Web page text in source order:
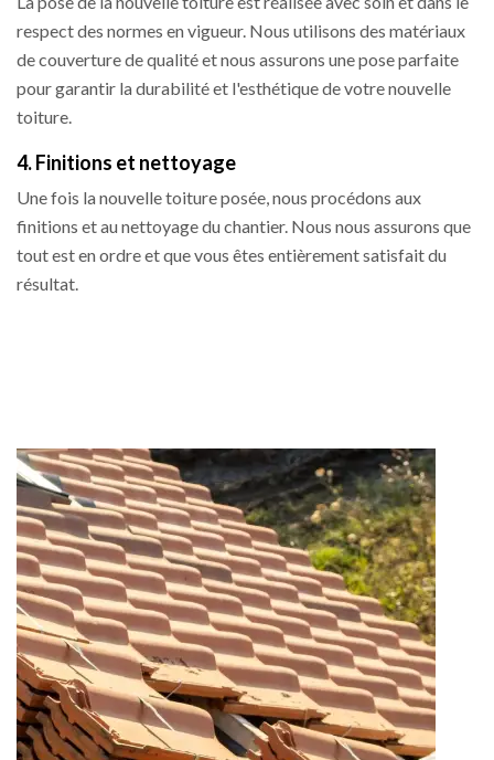
respect des normes en vigueur. Nous utilisons des matériaux
de couverture de qualité et nous assurons une pose parfaite
pour garantir la durabilité et l'esthétique de votre nouvelle
toiture.
4. Finitions et nettoyage
Une fois la nouvelle toiture posée, nous procédons aux
finitions et au nettoyage du chantier. Nous nous assurons que
tout est en ordre et que vous êtes entièrement satisfait du
résultat.